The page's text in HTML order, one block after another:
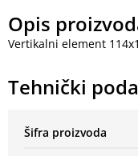
Opis
Vertikalni element
Tehnički
Šifra proizvoda